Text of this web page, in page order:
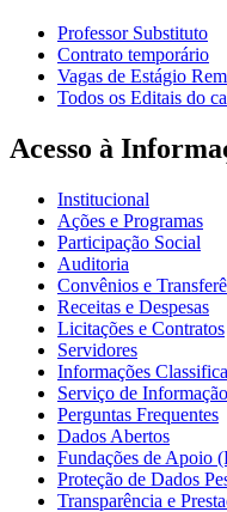
Professor Substituto
Contrato temporário
Vagas de Estágio
Todos os Editais do
Acesso à
Institucional
Ações e Programas
Participação Social
Auditoria
Convênios e
Receitas e Despesas
Licitações e Contratos
Servidores
Informações
Serviço de
Perguntas Frequentes
Dados Abertos
Fundações de Apoio
Proteção de Dados
Transparência e